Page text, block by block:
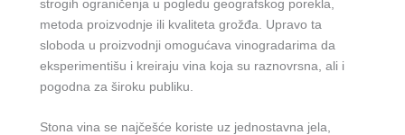
strogih ograničenja u pogledu geografskog porekla,
metoda proizvodnje ili kvaliteta grožđa. Upravo ta
sloboda u proizvodnji omogućava vinogradarima da
eksperimentišu i kreiraju vina koja su raznovrsna, ali i
pogodna za široku publiku.
Stona vina se najčešće koriste uz jednostavna jela,